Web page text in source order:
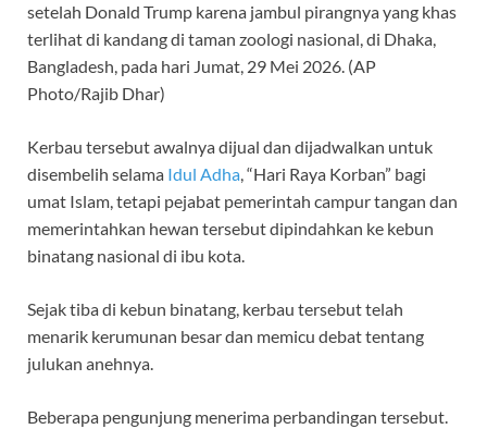
setelah Donald Trump karena jambul pirangnya yang khas
terlihat di kandang di taman zoologi nasional, di Dhaka,
Bangladesh, pada hari Jumat, 29 Mei 2026. (AP
Photo/Rajib Dhar)
Kerbau tersebut awalnya dijual dan dijadwalkan untuk
disembelih selama Idul Adha, “Hari Raya Korban” bagi
umat Islam, tetapi pejabat pemerintah campur tangan dan
memerintahkan hewan tersebut dipindahkan ke kebun
binatang nasional di ibu kota.
Sejak tiba di kebun binatang, kerbau tersebut telah
menarik kerumunan besar dan memicu debat tentang
julukan anehnya.
Beberapa pengunjung menerima perbandingan tersebut.